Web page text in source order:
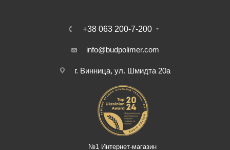
+38 063 200-7-200
info@budpolimer.com
г. Винница, ул. Шмидта 20а
№1 Интернет-магазин